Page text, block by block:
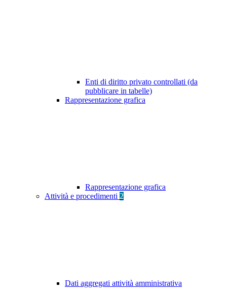
Enti di diritto privato controllati (da
pubblicare in tabelle)
Rappresentazione grafica
Rappresentazione grafica
Attività e procedimenti 2
Dati aggregati attività amministrativa